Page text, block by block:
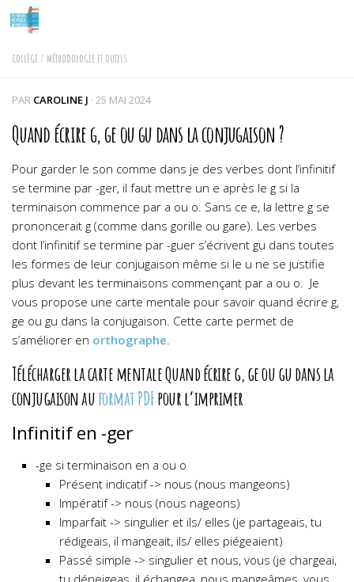
Skip to content
COLLÈGE / MÉTHODOLOGIE ET OUTILS
PAR CAROLINE J · 25 MAI 2024
Quand écrire g, ge ou gu dans la conjugaison ?
Pour garder le son comme dans je des verbes dont l’infinitif
se termine par -ger, il faut mettre un e après le g si la
terminaison commence par a ou o. Sans ce e, la lettre g se
prononcerait g (comme dans gorille ou gare). Les verbes
dont l’infinitif se termine par -guer s’écrivent gu dans toutes
les formes de leur conjugaison même si le u ne se justifie
plus devant les terminaisons commençant par a ou o. Je
vous propose une carte mentale pour savoir quand écrire g,
ge ou gu dans la conjugaison. Cette carte permet de
s’améliorer en orthographe.
Télécharger la carte mentale Quand écrire g, ge ou gu dans la
conjugaison auformat PDFpour l’imprimer
Infinitif en -ger
-ge si terminaison en a ou o
Présent indicatif -> nous (nous mangeons)
Impératif -> nous (nous nageons)
Imparfait -> singulier et ils/ elles (je partageais, tu
rédigeais, il mangeait, ils/ elles piégeaient)
Passé simple -> singulier et nous, vous (je chargeai,
tu déneigeas, il échangea, nous mangeâmes, vous